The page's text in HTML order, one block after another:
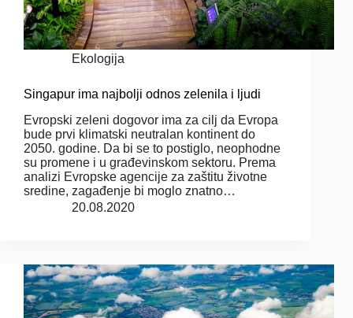
Ekologija
Singapur ima najbolji odnos zelenila i ljudi
Evropski zeleni dogovor ima za cilj da Evropa
bude prvi klimatski neutralan kontinent do
2050. godine. Da bi se to postiglo, neophodne
su promene i u građevinskom sektoru. Prema
analizi Evropske agencije za zaštitu životne
sredine, zagađenje bi moglo znatno…
20.08.2020